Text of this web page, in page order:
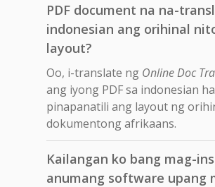
PDF document na na-
indonesian ang orihinal
layout?
Oo, i-translate ng Online Doc
ang iyong PDF sa indonesian
pinapanatili ang layout ng
dokumentong afrikaans.
Kailangan ko bang mag-
anumang software upang